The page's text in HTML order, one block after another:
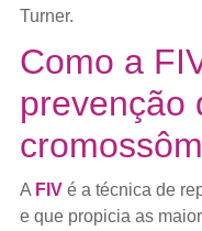
Turner.
Como a
prevenção
A FIVé a técnica de
e que propicia as